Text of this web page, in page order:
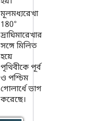
মূলমধ্যরেখা
180°
দ্রাঘিমারেখার
সঙ্গে মিলিত
হয়ে
পৃথিবীকে পূর্ব
ও পশ্চিম
গোলার্ধে ভাগ
করেছে।